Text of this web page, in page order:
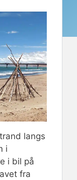
langs
i
i bil på
fra